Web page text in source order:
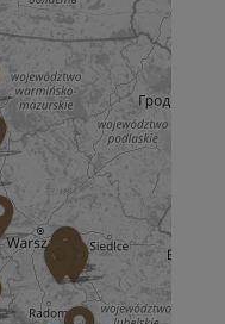
Zapisz mnie
68
Zapisz mnie